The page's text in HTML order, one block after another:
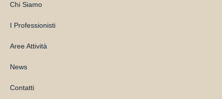
Chi Siamo
I Professionisti
Aree Attività
News
Contatti